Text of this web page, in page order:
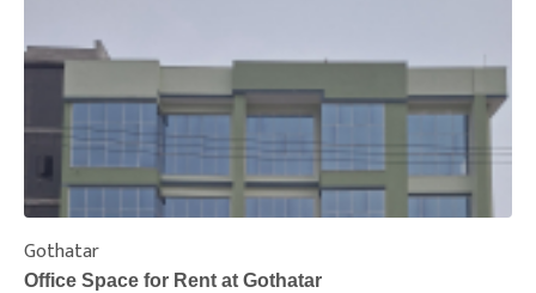
Gothatar
Office Space for Rent at Gothatar